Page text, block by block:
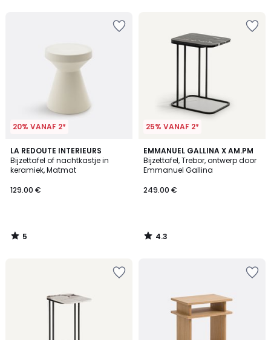
20% VANAF 2*
LA REDOUTE INTERIEURS
Bijzettafel of nachtkastje in
keramiek, Matmat
129.00 €
5
/
5
5
/
25% VANAF 2*
EMMANUEL GALLINA X AM.PM
Bijzettafel, Trebor, ontwerp door
Emmanuel Gallina
249.00 €
4.3
/ 5
4.3
/